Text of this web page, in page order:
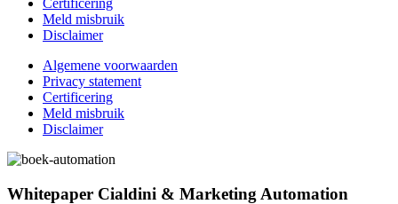
Certificering
Meld misbruik
Disclaimer
Algemene voorwaarden
Privacy statement
Certificering
Meld misbruik
Disclaimer
Whitepaper Cialdini & Marketing Automation